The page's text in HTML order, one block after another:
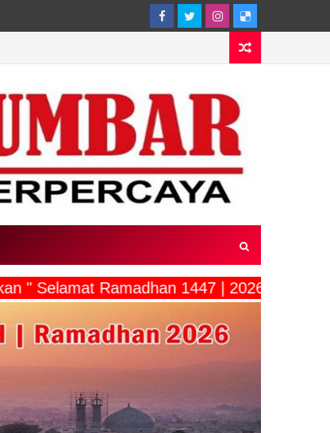
" Selamat Ramadhan 1447 | 2026"